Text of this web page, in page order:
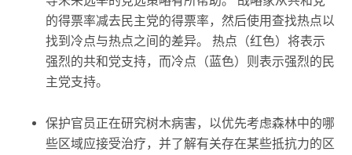
的得票率减去民主党的得票率，然后使用查找热点以
找到冷点与热点之间的差异。 热点（红色）将表示
强烈的共和党支持，而冷点（蓝色）则表示强烈的民
主党支持。
保护官员正在研究树木病害，以优先考虑森林中的哪
些区域应接受治疗，并了解有关存在某些抵抗力的区